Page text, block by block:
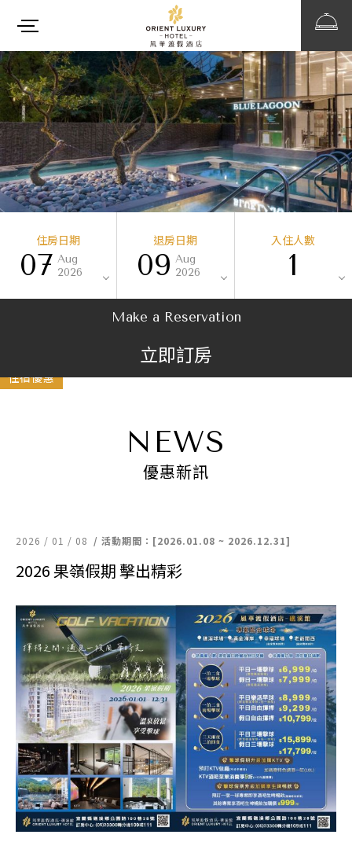
住房日期
07 Aug
2026
退房日期
09 Aug
2026
入住人數
1
Make a Reservation
立即訂房
NEWS
優惠新訊
住宿優惠
2026 / 01 / 08 / 活動期間：[2026.01.08 ~ 2026.12.31]
2026 果嶺假期 擊出精彩